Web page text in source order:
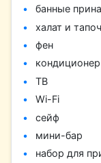
банные
халат и
фен
кондиционер
ТВ
Wi-Fi
сейф
мини-бар
набор для